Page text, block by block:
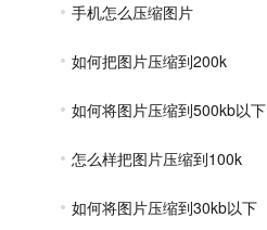
手机怎么压缩图片
如何把图片压缩到200k
如何将图片压缩到500kb以下
怎么样把图片压缩到100k
如何将图片压缩到30kb以下